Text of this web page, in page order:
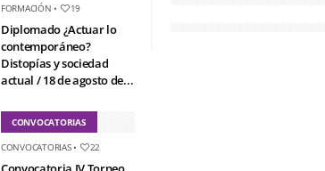
FORMACIÓN • 19
Diplomado ¿Actuar lo
contemporáneo?
Distopías y sociedad
actual / 18 de agosto de...
CONVOCATORIAS
CONVOCATORIAS• 22